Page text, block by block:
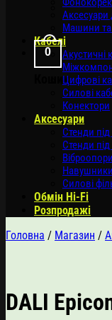
0
Кошик
Аксесуари
Машини та
Кабелі
Акустичні
Цифрові
Силові
Конектори
Аксесуари
Стенди під
Стенди
Віброопори
Навушники
Силові
Обмін Hi-Fi
Розпродажі
Головна / Магазин /
DALI